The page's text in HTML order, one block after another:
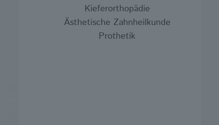
Kieferorthopädie
Ästhetische Zahnheilkunde
Prothetik